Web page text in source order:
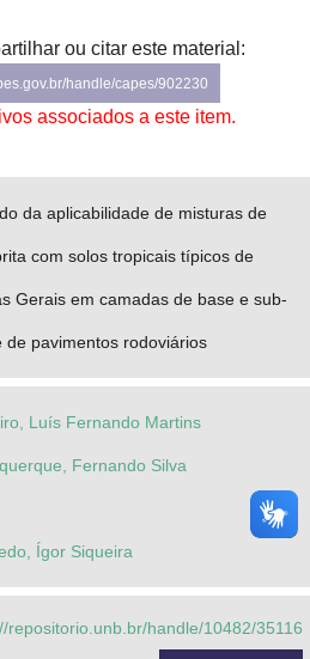
ou citar este material:
handle/capes/902230
associados a este item.
da aplicabilidade de misturas de
com solos tropicais típicos de
Gerais em camadas de base e sub-
de pavimentos rodoviários
Luís Fernando Martins
Fernando Silva
Ígor Siqueira
repositorio.unb.br/handle/10482/35116